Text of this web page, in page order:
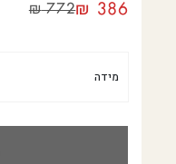
₪772₪ 386
מידה